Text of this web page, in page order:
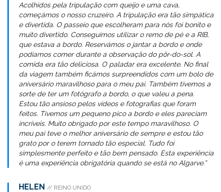
Acolhidos pela tripulação com queijo e uma cava,
começámos o nosso cruzeiro. A tripulação era tão simpática
e divertida. O passeio que escolheram para nós foi bonito e
muito divertido. Conseguimos utilizar o remo de pé e a RIB,
que estava a bordo. Reservámos o jantar a bordo e onde
podíamos comer durante a observação do pôr-do-sol. A
comida era tão deliciosa. O paladar era excelente. No final
da viagem também ficámos surpreendidos com um bolo de
aniversário maravilhoso para o meu pai. Também tivemos a
sorte de ter um fotógrafo a bordo, o que valeu a pena.
Estou tão ansioso pelos vídeos e fotografias que foram
feitos. Tivemos um pequeno pico a bordo e eles pareciam
incríveis. Muito obrigado por este tempo maravilhoso. O
meu pai teve o melhor aniversário de sempre e estou tão
grato por o terem tornado tão especial. Tudo foi
simplesmente perfeito e tão bem pensado. Esta experiência
é uma experiência obrigatória quando se está no Algarve.”
HELEN // REINO UNIDO